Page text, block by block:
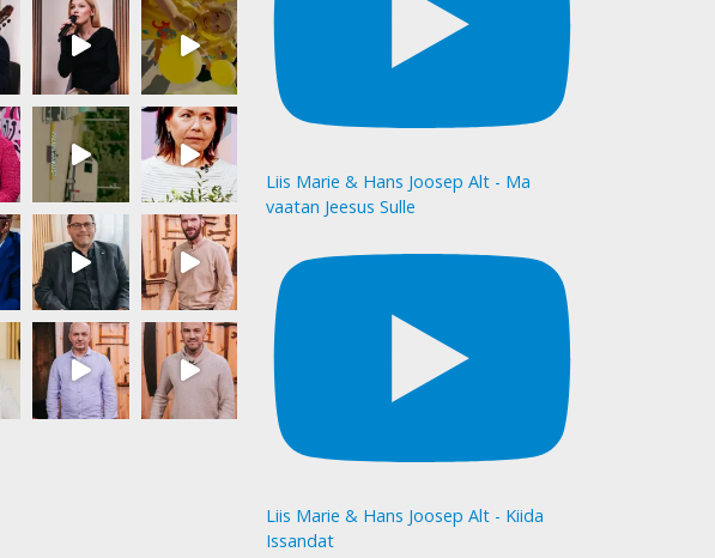
Liis Marie & Hans Joosep Alt - Ma
vaatan Jeesus Sulle
Liis Marie & Hans Joosep Alt - Kiida
Issandat